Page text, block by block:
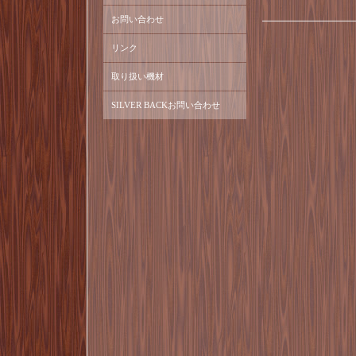
お問い合わせ
リンク
取り扱い機材
SILVER BACKお問い合わせ